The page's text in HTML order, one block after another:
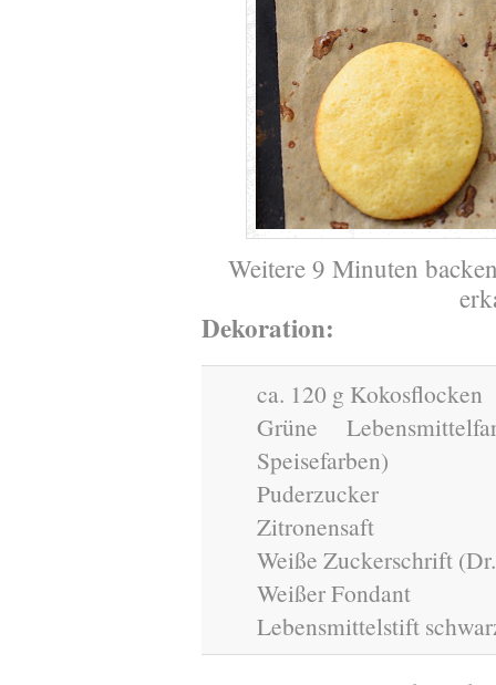
Weitere 9 Minuten
Dekoration:
ca. 120 g Kokosflocken
Grüne
Speisefarben)
Puderzucker
Zitronensaft
Weiße Zuckerschrift
Weißer Fondant
Lebensmittelstift